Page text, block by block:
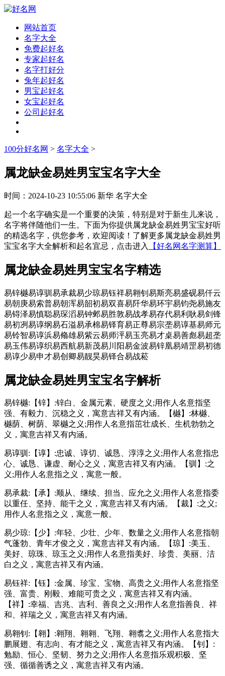
网站首页
名字大全
免费起好名
专家起好名
名字打好分
兔年起好名
男宝起好名
女宝起好名
公司起好名
100分好名网 > 名字大全 >
属龙缺金易姓男宝宝名字大全
时间： 2024-10-23 10:55:06 新华 名字大全
起一个名字确实是一个重要的决策，特别是对于新生儿来说，
名字将伴随他们一生。下面为你提供属龙缺金易姓男宝宝好听
的精选名字，供您参考，欢迎阅读！了解更多属龙缺金易姓男
宝宝名字大全解析和起名宜忌，点击进入
【好名网名字测算】
属龙缺金易姓男宝宝名字精选
易锌樾易谆驯 易承裁易少琼易钰祥易翱钊 易斯亮易盛砚易仟云
易朝庚易索普易朝浑易韶初易双喜易阡华易环宇易钧尧易施友
易锝泽易慎聪易琛滔易钟邺易胜敦易战孝易存代易利耿易剑锋
易初冽 易谆纲易石溢易承棉易铎育易正尊易宗垄易谆基易师元
易铃智易谆浜易翛雄易紫云易师泙易玉亮易才桌易善彪易超垄
易玉伟易谆织易西航易新茂易川阳易金波易锌凰易靖罡易初德
易谆少易申才易创卿易靓昊易铎合易战菘
属龙缺金易姓男宝宝名字解析
易锌樾:【锌】:锌白、金属元素、硬度之义;用作人名意指坚
强、有毅力、沉稳之义，寓意吉祥又有内涵。【樾】:林樾、
樾荫、树荫、翠樾之义;用作人名意指茁壮成长、生机勃勃之
义，寓意吉祥又有内涵。
易谆驯:【谆】:忠诚、谆切、诚恳、淳淳之义;用作人名意指忠
心、诚恳、谦虚、耐心之义，寓意吉祥又有内涵。【驯】:之
义;用作人名意指之义，寓意一般。
易承裁:【承】:顺从、继续、担当、应允之义;用作人名意指委
以重任、坚持、能干之义，寓意吉祥又有内涵。【裁】:之义;
用作人名意指之义，寓意一般。
易少琼:【少】:年轻、少壮、少年、数量之义;用作人名意指朝
气蓬勃、青年才俊之义，寓意吉祥又有内涵。【琼】:美玉、
美好、琼珠、琼玉之义;用作人名意指美好、珍贵、美丽、洁
白之义，寓意吉祥又有内涵。
易钰祥:【钰】:金属、珍宝、宝物、高贵之义;用作人名意指坚
强、富贵、刚毅、难能可贵之义，寓意吉祥又有内涵。
【祥】:幸福、吉兆、吉利、善良之义;用作人名意指善良、祥
和、祥瑞之义，寓意吉祥又有内涵。
易翱钊:【翱】:翱翔、翱翱、飞翔、翱翥之义;用作人名意指大
鹏展翅、有志向、有才能之义，寓意吉祥又有内涵。【钊】:
勉励、恒心、坚韧、努力之义;用作人名意指乐观积极、坚
强、循循善诱之义，寓意吉祥又有内涵。